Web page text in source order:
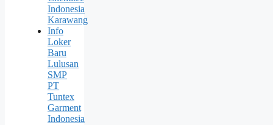
Indonesia
Karawang
Info
Loker
Baru
Lulusan
SMP
PT
Tuntex
Garment
Indonesia